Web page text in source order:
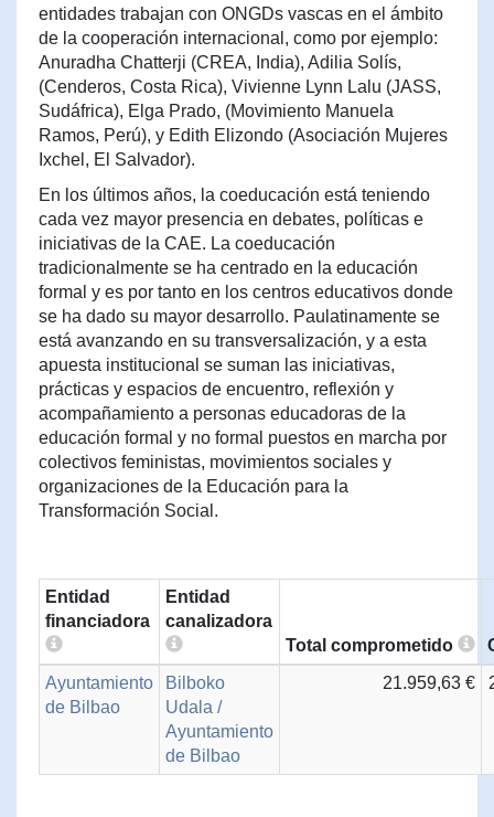
entidades trabajan con ONGDs vascas en el ámbito
de la cooperación internacional, como por ejemplo:
Anuradha Chatterji (CREA, India), Adilia Solís,
(Cenderos, Costa Rica), Vivienne Lynn Lalu (JASS,
Sudáfrica), Elga Prado, (Movimiento Manuela
Ramos, Perú), y Edith Elizondo (Asociación Mujeres
Ixchel, El Salvador).
En los últimos años, la coeducación está teniendo
cada vez mayor presencia en debates, políticas e
iniciativas de la CAE. La coeducación
tradicionalmente se ha centrado en la educación
formal y es por tanto en los centros educativos donde
se ha dado su mayor desarrollo. Paulatinamente se
está avanzando en su transversalización, y a esta
apuesta institucional se suman las iniciativas,
prácticas y espacios de encuentro, reflexión y
acompañamiento a personas educadoras de la
educación formal y no formal puestos en marcha por
colectivos feministas, movimientos sociales y
organizaciones de la Educación para la
Transformación Social.
Entidad
financiadora
Entidad
canalizadora
Total comprometido
Ayuntamiento
de Bilbao
Bilboko
Udala /
Ayuntamiento
de Bilbao
21.959,63 €